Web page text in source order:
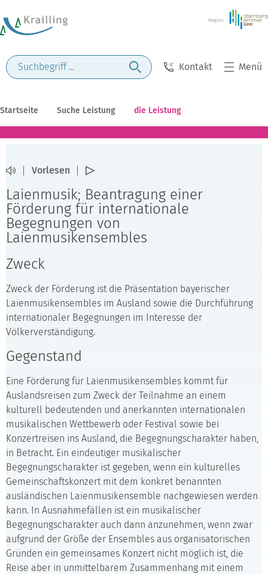
Kontakt Menü
Startseite Suche Leistung die Leistung
Vorlesen
Laienmusik; Beantragung einer
Förderung für internationale
Begegnungen von
Laienmusikensembles
Zweck
Zweck der Förderung ist die Präsentation bayerischer
Laienmusikensembles im Ausland sowie die Durchführung
internationaler Begegnungen im Interesse der
Völkerverständigung.
Gegenstand
Eine Förderung für Laienmusikensembles kommt für
Auslandsreisen zum Zweck der Teilnahme an einem
kulturell bedeutenden und anerkannten internationalen
musikalischen Wettbewerb oder Festival sowie bei
Konzertreisen ins Ausland, die Begegnungscharakter haben,
in Betracht. Ein eindeutiger musikalischer
Begegnungscharakter ist gegeben, wenn ein kulturelles
Gemeinschaftskonzert mit dem konkret benannten
ausländischen Laienmusikensemble nachgewiesen werden
kann. In Ausnahmefällen ist ein musikalischer
Begegnungscharakter auch dann anzunehmen, wenn zwar
aufgrund der Größe der Ensembles aus organisatorischen
Gründen ein gemeinsames Konzert nicht möglich ist, die
Reise aber in unmittelbarem Zusammenhang mit einem